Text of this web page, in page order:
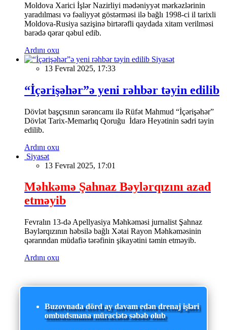
Moldova Xarici İşlər Nazirliyi mədəniyyət mərkəzlərinin
yaradılması və fəaliyyət göstərməsi ilə bağlı 1998-ci il tarixli
Moldova-Rusiya sazişinə birtərəfli qaydada xitam verilməsi
barədə qərar qəbul edib.
Ardını oxu
Siyasət
13 Fevral 2025, 17:33
“İçərişəhər”ə yeni rəhbər təyin edilib
Dövlət başçısının sərəncamı ilə Rüfət Mahmud “İçərişəhər”
Dövlət Tarix-Memarlıq Qoruğu İdarə Heyətinin sədri təyin
edilib.
Ardını oxu
Siyasət
13 Fevral 2025, 17:01
Məhkəmə Şahnaz Bəylərqızını azad
etməyib
Fevralın 13-də Apellyasiya Məhkəməsi jurnalist Şahnaz
Bəylərqızının həbsilə bağlı Xətai Rayon Məhkəməsinin
qərarından müdafiə tərəfinin şikayətini təmin etməyib.
Ardını oxu
Buzovnada dörd ay davam edən drenaj işləri
ombudsmana müraciətə səbəb olub